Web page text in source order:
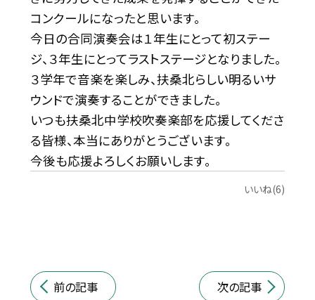
コンクールになったと思います。
今日の合同演奏会は１年生にとって初ステー
ジ、３年生にとってラストステージとなりました。
３学年で音楽を楽しみ、扶桑北らしい明るいサ
ウンドで演奏することができました。
いつも扶桑北中学校吹奏楽部を応援してくださ
る皆様、本当にありがとうございます。
今後も応援よろしくお願いします。
いいね(6)
前の記事 次の記事